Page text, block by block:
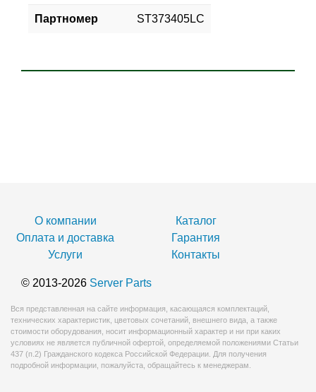
Партномер ST373405LC
О компании
Каталог
Оплата и доставка
Гарантия
Услуги
Контакты
© 2013-2026 Server Parts
Вся представленная на сайте информация, касающаяся комплектаций,
технических характеристик, цветовых сочетаний, внешнего вида, а также
стоимости оборудования, носит информационный характер и ни при каких
условиях не является публичной офертой, определяемой положениями Статьи
437 (п.2) Гражданского кодекса Российской Федерации. Для получения
подробной информации, пожалуйста, обращайтесь к менеджерам.